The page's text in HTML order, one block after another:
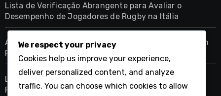
Lista de Verificação Abrangente para Avaliar o
Desempenho de Jogadores de Rugby na Itália
Analisando a Eficiência da Posição dos Jogadores em
Partidas de Rugby Francês
Lista de Verificação de Dados de Desempenho de
Rugby para Equipas em Bangladesh
We respect your privacy
Cookies help us improve your experience,
deliver personalized content, and analyze
traffic. You can choose which cookies to allow